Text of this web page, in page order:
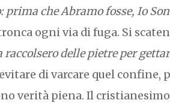
prima che Abramo fosse, Io
ogni via di fuga. Si
raccolsero delle pietre per
di varcare quel confine,
verità piena. Il